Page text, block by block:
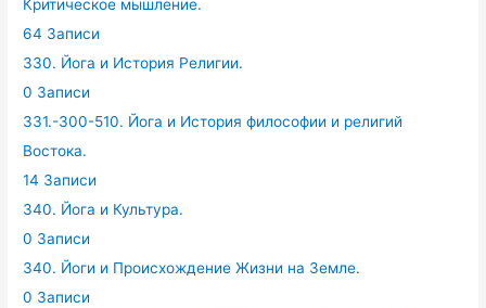
Критическое мышление.
64 Записи
330. Йога и История Религии.
0 Записи
331.-300-510. Йога и История философии и религий
Востока.
14 Записи
340. Йога и Культура.
0 Записи
340. Йоги и Происхождение Жизни на Земле.
0 Записи